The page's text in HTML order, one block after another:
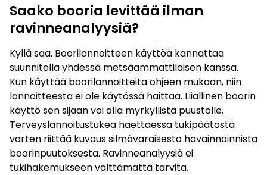
Saako booria levittää ilman
ravinneanalyysiä?
Kyllä saa. Boorilannoitteen käyttöä kannattaa
suunnitella yhdessä metsäammattilaisen kanssa.
Kun käyttää boorilannoitteita ohjeen mukaan, niin
lannoitteesta ei ole käytössä haittaa. Liiallinen boorin
käyttö sen sijaan voi olla myrkyllistä puustolle.
Terveyslannoitustukea haettaessa tukipäätöstä
varten riittää kuvaus silmävaraisesta havainnoinnista
boorinpuutoksesta. Ravinneanalyysiä ei
tukihakemukseen välttämättä tarvita.